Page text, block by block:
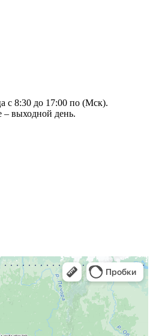
с 8:30 до 17:00 по (Мск).
– выходной день.